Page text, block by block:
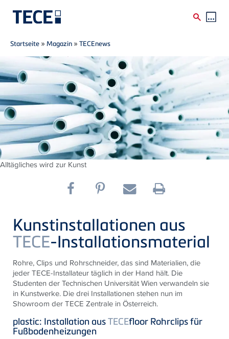
Direkt zum Inhalt
Breadcrumb
Startseite »Magazin »TECEnews
Alltägliches wird zur Kunst
Kunstinstallationen aus
TECE-Installationsmaterial
Rohre, Clips und Rohrschneider, das sind Materialien, die
jederTECE-Installateur täglich in der Hand hält. Die
Studenten der Technischen Universität Wien verwandeln sie
in Kunstwerke. Die drei Installationen stehen nun im
Showroom derTECE Zentrale in Österreich.
plastic: Installation ausTECEfloor Rohrclips für
Fußbodenheizungen